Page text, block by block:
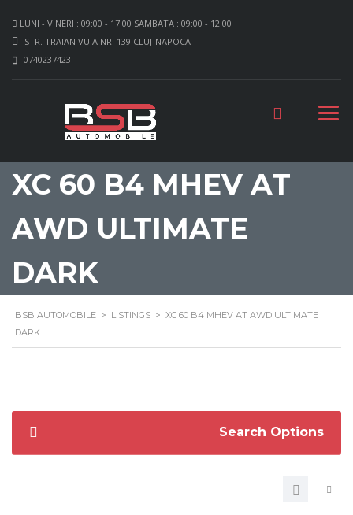
LUNI - VINERI : 09:00 - 17:00 SAMBATA : 09:00 - 12:00
STR. TRAIAN VUIA NR. 139 CLUJ-NAPOCA
0740237423
XC 60 B4 MHEV AT
AWD ULTIMATE
DARK
BSB AUTOMOBILE > LISTINGS > XC 60 B4 MHEV AT AWD ULTIMATE
DARK
Search Options